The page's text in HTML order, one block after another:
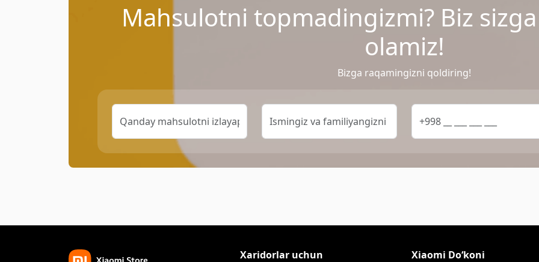
Mahsulotni topmadingizmi? Biz
olamiz!
Bizga raqamingizni qoldiring!
Xaridorlar uchun Xiaomi Do‘koni